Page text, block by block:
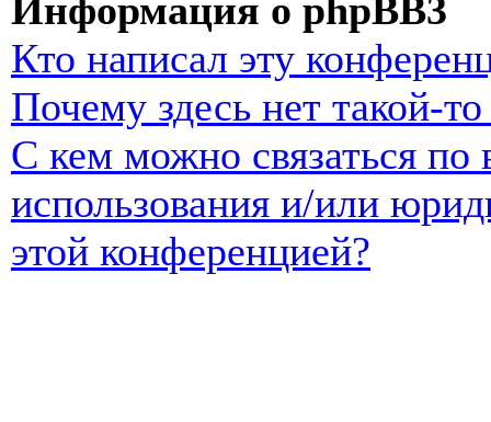
Информация о phpBB3
Кто написал эту
Почему здесь нет такой-
С кем можно связаться по
использования и/или
этой конференцией?